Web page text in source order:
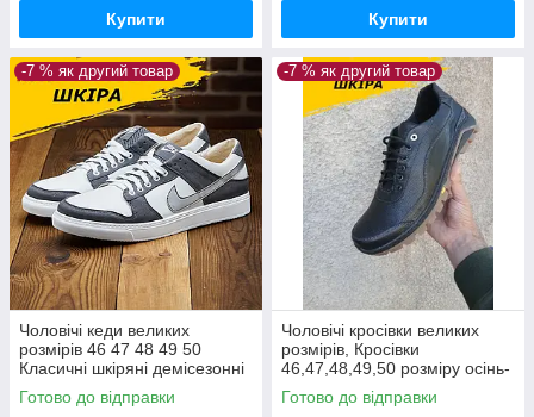
Купити Купити
-7 % як другий товар
Чоловічі кеди великих
розмірів 46 47 48 49 50
Класичні шкіряні демісезонні
Готово до відправки
-7 % як другий товар
Чоловічі кросівки великих
розмірів, Кросівки
46,47,48,49,50 розміру осінь-
весна з натуральної шкіри
*М-20*
Готово до відправки